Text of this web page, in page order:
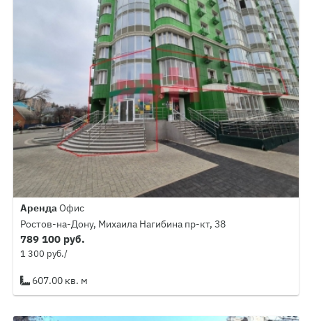
АрендаОфис
Ростов-на-Дону, Михаила Нагибина пр-кт, 38
789 100 руб.
1 300 руб./
607.00 кв. м